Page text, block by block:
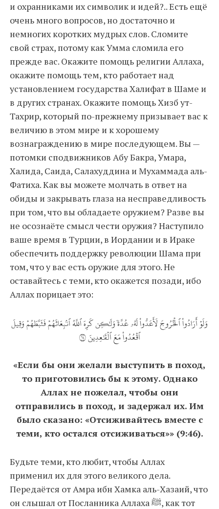
и охранниками их символик и идей?.. Есть ещё
очень много вопросов, но достаточно и
немногих коротких мудрых слов. Сломите
свой страх, потому как Умма сломила его
прежде вас. Окажите помощь религии Аллаха,
окажите помощь тем, кто работает над
установлением государства Халифат в Шаме и
в других странах. Окажите помощь Хизб ут-
Тахрир, который по-прежнему призывает вас к
величию в этом мире и к хорошему
вознаграждению в мире последующем. Вы —
потомки сподвижников Абу Бакра, Умара,
Халида, Саида, Салахуддина и Мухаммада аль-
Фатиха. Как вы можете молчать в ответ на
обиды и закрывать глаза на несправедливость
при том, что вы обладаете оружием? Разве вы
не осознаёте смысл чести оружия? Наступило
ваше время в Турции, в Иордании и в Ираке
обеспечить поддержку революции Шама при
том, что у вас есть оружие для этого. Не
оставайтесь с теми, кто окажется позади, ибо
Аллах порицает это:
وَلَوۡ أَرَادُواْ ٱلۡخُرُوجَ لَأَعَدُّواْ لَهُۥ عُدَّةٗ وَلَٰكِن كَرِهَ ٱللَّهُ ٱنۢبِعَاثَهُمۡ فَثَبَّطَهُمۡ وَقِيلَ
ٱقۡعُدُواْ مَعَ ٱلۡقَٰعِدِينَ ٤٦
«Если бы они желали выступить в поход,
то приготовились бы к этому. Однако
Аллах не пожелал, чтобы они
отправились в поход, и задержал их. Им
было сказано: «Отсиживайтесь вместе с
теми, кто остался отсиживаться»» (9:46).
Будьте теми, кто любит, чтобы Аллах
применил их для этого великого дела.
Передаётся от Амра ибн Хамка аль-Хазаий, что
он слышал от Посланника Аллаха ﷺ, как тот